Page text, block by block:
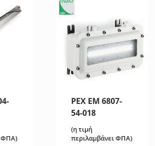
ΦΠΑ)
PEX EM 6807-
54-018
(η τιμή
περιλαμβάνει ΦΠΑ)